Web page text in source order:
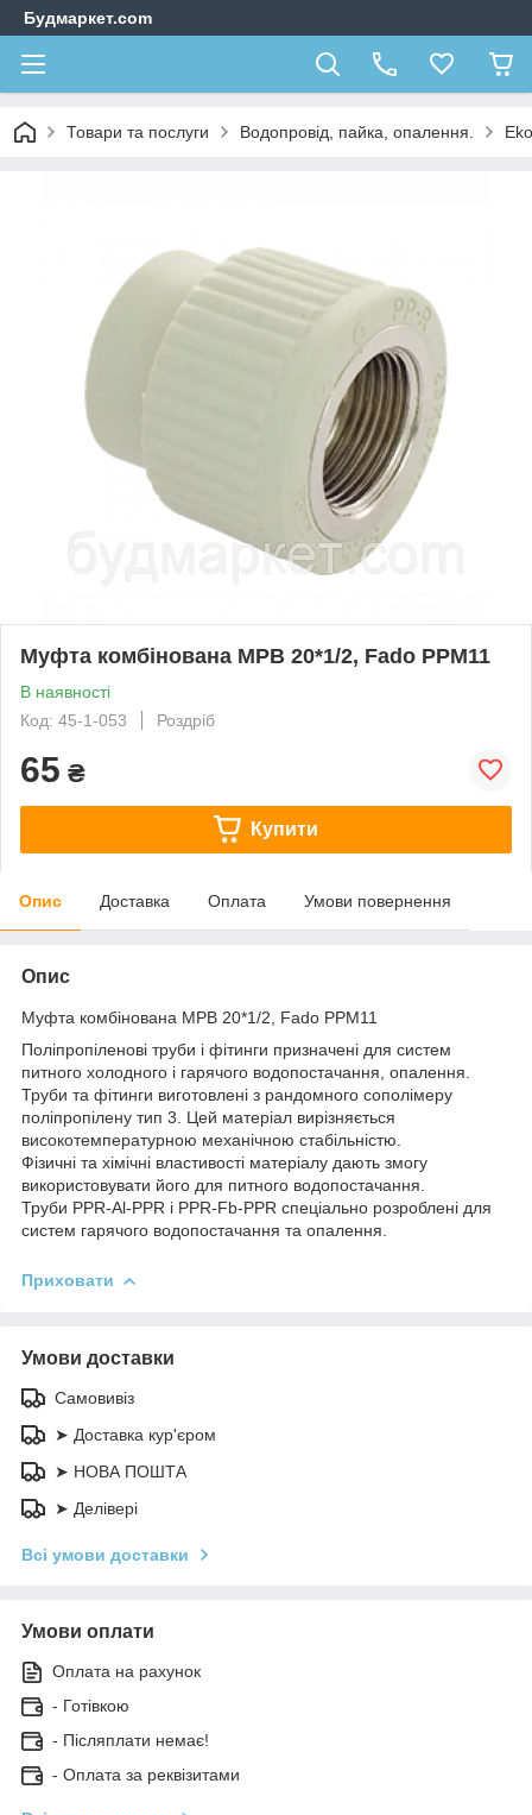
Будмаркет.com
Товари та послуги Водопровід, пайка, опалення.
Муфта комбінована МРВ 20*1/2, Fado PPM11
В наявності
Код: 45-1-053
Роздріб
65 ₴
Купити
Опис Доставка Оплата Умови повернення
Опис
Муфта комбінована МРВ 20*1/2, Fado PPM11
Поліпропіленові труби і фітинги призначені для систем
питного холодного і гарячого водопостачання, опалення.
Труби та фітинги виготовлені з рандомного сополімеру
поліпропілену тип 3. Цей матеріал вирізняється
високотемпературною механічною стабільністю.
Фізичні та хімічні властивості матеріалу дають змогу
використовувати його для питного водопостачання.
Труби PPR-Al-PPR і PPR-Fb-PPR спеціально розроблені для
систем гарячого водопостачання та опалення.
Приховати
Умови доставки
Самовивіз
➤ Доставка кур'єром
➤ НОВА ПОШТА
➤ Делівері
Всі умови доставки
Умови оплати
Оплата на рахунок
- Готівкою
- Післяплати немає!
- Оплата за реквізитами